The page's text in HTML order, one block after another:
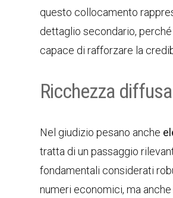
questo collocamento
dettaglio secondario,
capace di rafforzare la
Ricchezza
Nel giudizio pesano anche
tratta di un passaggio
fondamentali considerati
numeri economici, ma